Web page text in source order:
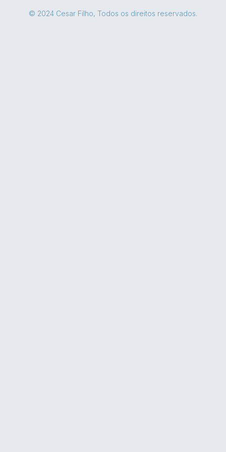
© 2024 Cesar Filho, Todos os direitos reservados.